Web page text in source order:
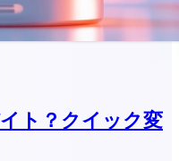
ト？クイック変